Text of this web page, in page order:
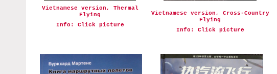
Vietnamese version, Thermal
Flying
Info: Click picture
Vietnamese version, Cross-Country
Flying
Info: Click picture